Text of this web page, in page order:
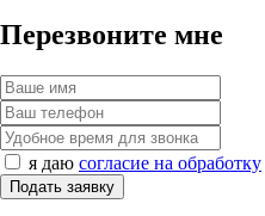
Перезвоните мне
я даю согласие на обработку